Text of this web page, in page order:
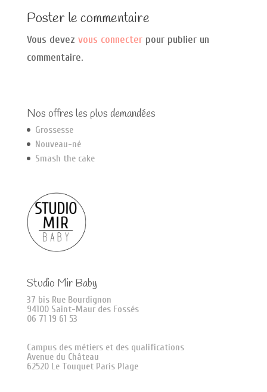
Poster le commentaire
Vous devez vous connecterpour publier un
commentaire.
Nos offres les plus demandées
Grossesse
Nouveau-né
Smash the cake
Studio Mir Baby
37 bis Rue Bourdignon
94100 Saint-Maur des Fossés
06 71 19 61 53
Campus des métiers et des qualifications
Avenue du Château
62520 Le Touquet Paris Plage